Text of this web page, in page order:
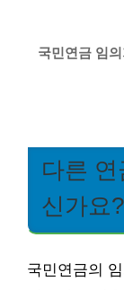
국민연금 임
다른
신가요?
국민연금의